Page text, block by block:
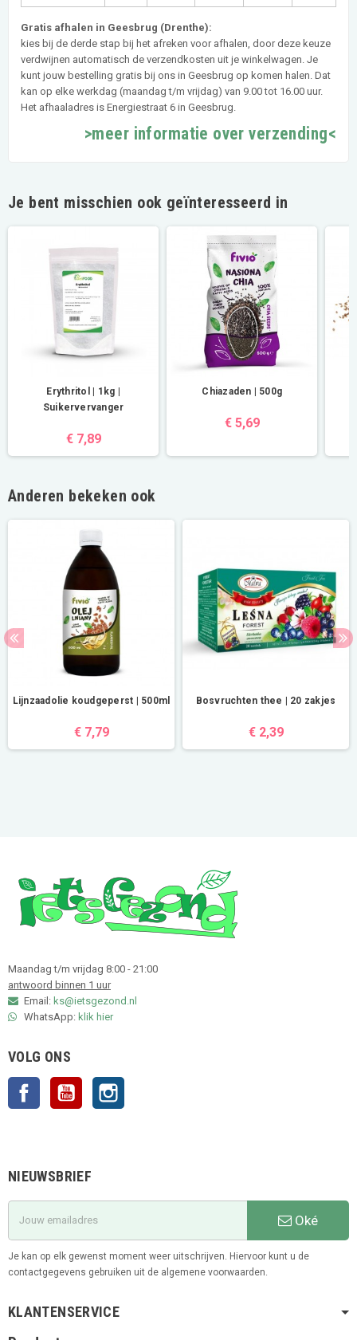
Gratis afhalen in Geesbrug (Drenthe):
kies bij de derde stap bij het afreken voor afhalen, door deze keuze
verdwijnen automatisch de verzendkosten uit je winkelwagen. Je
kunt jouw bestelling gratis bij ons in Geesbrug op komen halen. Dat
kan op elke werkdag (maandag t/m vrijdag) van 9.00 tot 16.00 uur.
Het afhaaladres is Energiestraat 6 in Geesbrug.
>meer informatie over verzending<
Je bent misschien ook geïnteresseerd in
Erythritol | 1kg |
Suikervervanger
€ 7,89
Chiazaden | 500g
€ 5,69
Anderen bekeken ook
Lijnzaadolie koudgeperst | 500ml
€ 7,79
Bosvruchten thee | 20 zakjes
€ 2,39
Maandag t/m vrijdag 8:00 - 21:00
antwoord binnen 1 uur
Email: ks@ietsgezond.nl
WhatsApp: klik hier
VOLG ONS
Facebook YouTube
NIEUWSBRIEF
Oké
Je kan op elk gewenst moment weer uitschrijven. Hiervoor kunt u de
contactgegevens gebruiken uit de algemene voorwaarden.
KLANTENSERVICE